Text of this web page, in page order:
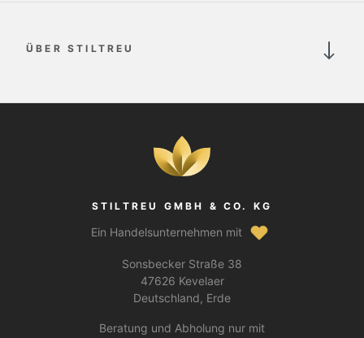
ÜBER STILTREU
STILTREU GMBH & CO. KG
Ein Handelsunternehmen mit
Sonsbecker Straße 38
47626 Kevelaer
Deutschland, Erde
Beratung und Abholung nur mit